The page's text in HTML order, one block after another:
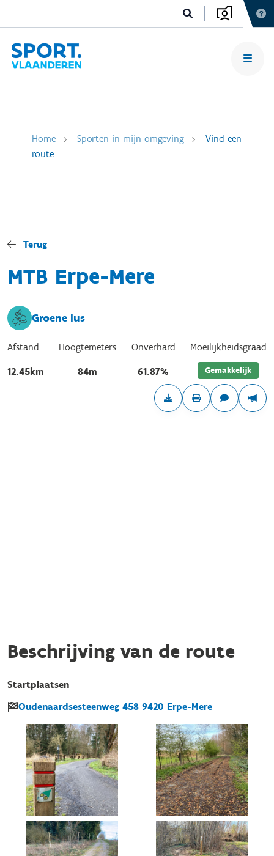
Home Sporten in mijn omgeving
Vind een
route
Terug
MTB Erpe-Mere
Groene lus
Afstand
12.45km
Hoogtemeters
84m
Onverhard
61.87%
Moeilijkheidsgraad
Gemakkelijk
Beschrijving van de route
Startplaatsen
Oudenaardsesteenweg 458 9420 Erpe-Mere